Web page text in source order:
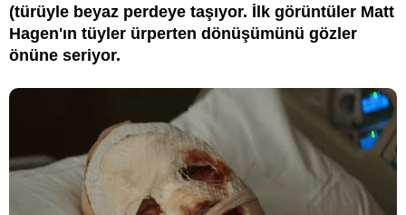
(türüyle beyaz perdeye taşıyor. İlk görüntüler Matt
Hagen'ın tüyler ürperten dönüşümünü gözler
önüne seriyor.